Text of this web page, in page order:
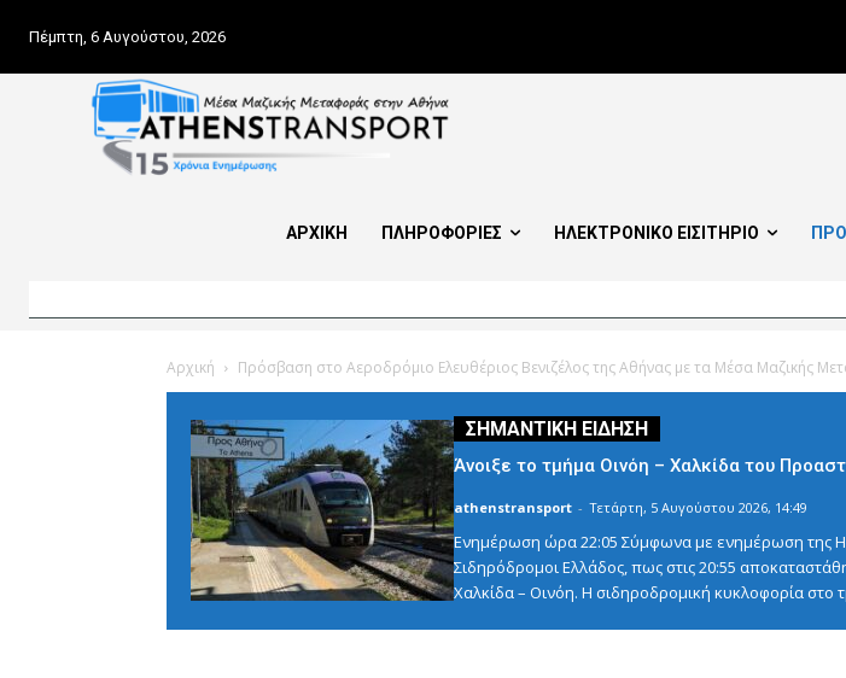
Πέμπτη, 6 Αυγούστου, 2026
ΑΡΧΙΚΗ ΠΛΗΡΟΦΟΡΙΕΣ ΗΛΕΚΤΡΟΝΙΚΟ ΕΙΣΙΤΗΡΙΟ
Αρχική Πρόσβαση στο Αεροδρόμιο Ελευθέριος Βενιζέλος της Αθήνας με τα Μέσα Μαζικής
Άνοιξε το τμήμα Οινόη – Χαλκίδα του
athenstransport - Τετάρτη, 5 Αυγούστου 2026, 14:49
Ενημέρωση ώρα 22:05 Σύμφωνα με ενημέρωση της
Σιδηρόδρομοι Ελλάδος, πως στις 20:55
Χαλκίδα – Οινόη. Η σιδηροδρομική κυκλοφορία στο